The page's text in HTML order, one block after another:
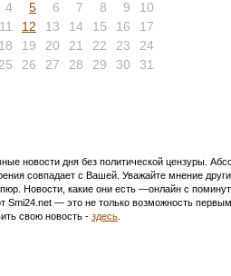
4
5 6 7 8 9
10
11
12 13 14 15 16
17
18
19 20 21 22 23
24
25
26 27 28 29 30 31
новости дня без политической цензуры.
совпадает с Вашей. Уважайте мнение
Новости, какие они есть —онлайн с
— это не только возможность
свою новость - здесь